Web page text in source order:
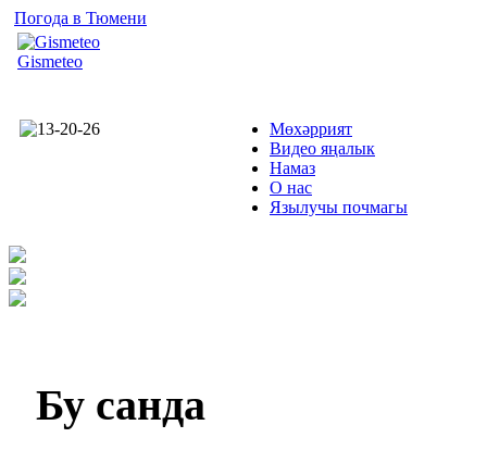
Погода в Тюмени
Gismeteo
Мөхәррият
Видео яңалык
Намаз
О нас
Язылучы почмагы
Бу санда